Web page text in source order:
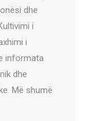
dhe
i
i
informata
dhe
Më shumë